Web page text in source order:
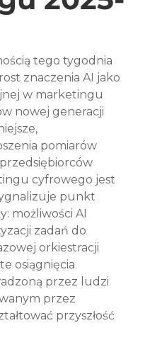
tego tygodnia
znaczenia AI jako
w marketingu
nowej generacji
pomiarów
cyfrowego jest
punkt
możliwości AI
zadań do
orkiestracji
osiągnięcia
przez ludzi
przez
przyszłość